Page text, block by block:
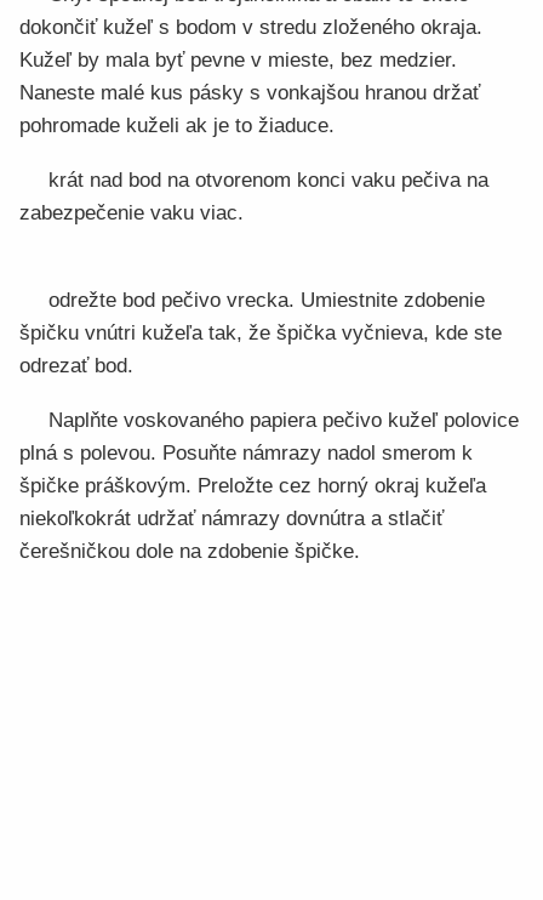
dokončiť kužeľ s bodom v stredu zloženého okraja.
Kužeľ by mala byť pevne v mieste, bez medzier.
Naneste malé kus pásky s vonkajšou hranou držať
pohromade kuželi ak je to žiaduce.
krát nad bod na otvorenom konci vaku pečiva na
zabezpečenie vaku viac.
odrežte bod pečivo vrecka. Umiestnite zdobenie
špičku vnútri kužeľa tak, že špička vyčnieva, kde ste
odrezať bod.
Naplňte voskovaného papiera pečivo kužeľ polovice
plná s polevou. Posuňte námrazy nadol smerom k
špičke práškovým. Preložte cez horný okraj kužeľa
niekoľkokrát udržať námrazy dovnútra a stlačiť
čerešničkou dole na zdobenie špičke.